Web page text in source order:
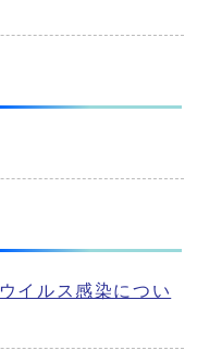
イルス感染につい